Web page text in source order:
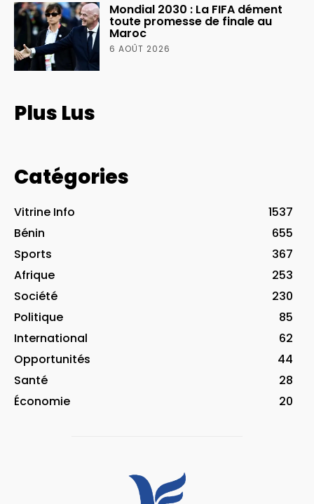
Mondial 2030 : La FIFA dément
toute promesse de finale au
Maroc
6 AOÛT 2026
Plus Lus
Catégories
Vitrine Info
1537
Bénin
655
Sports
367
Afrique
253
Société
230
Politique
85
International
62
Opportunités
44
Santé
28
Économie
20